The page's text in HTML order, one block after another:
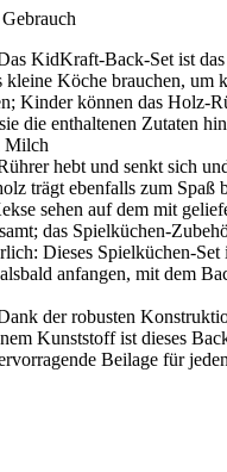
KidKraft-Back-Set ist das
kleine Köche brauchen, um
Kinder können das Holz-
die enthaltenen Zutaten
Milch
hebt und senkt sich
trägt ebenfalls zum Spaß
sehen auf dem mit
das Spielküchen-
Dieses Spielküchen-Set
anfangen, mit dem
der robusten
Kunststoff ist dieses
Beilage für